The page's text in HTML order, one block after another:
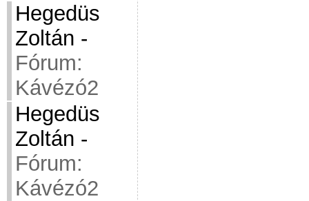
Hegedüs
Zoltán -
Fórum:
Kávézó2
Hegedüs
Zoltán -
Fórum:
Kávézó2